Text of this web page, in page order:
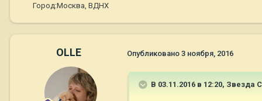
Город:Москва, ВДНХ
OLLE Опубликовано 3 ноября, 2016
В 03.11.2016 в 12:20, Звезда